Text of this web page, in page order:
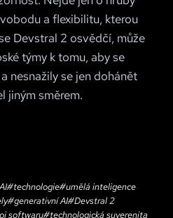
a flexibilitu, kterou
Devstral 2 osvědčí, může
týmy k tomu, aby se
nesnažily se jen dohánět
jiným směrem.
AI#technologie#umělá inteligence
#generativní AI#Devstral 2
softwaru#technologická suverenita